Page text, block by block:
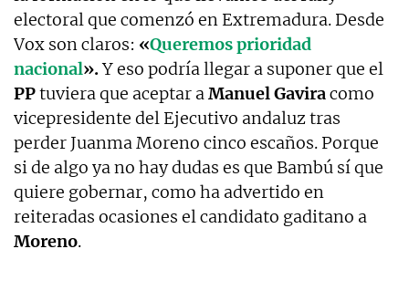
electoral que comenzó en Extremadura. Desde
Vox son claros: «Queremos prioridad
nacional».Y eso podría llegar a suponer que el
PPtuviera que aceptar aManuel Gaviracomo
vicepresidente del Ejecutivo andaluz tras
perder Juanma Moreno cinco escaños. Porque
si de algo ya no hay dudas es que Bambú sí que
quiere gobernar, como ha advertido en
reiteradas ocasiones el candidato gaditano a
Moreno.